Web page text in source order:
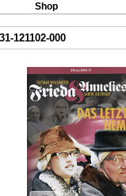
Shop
121102-000